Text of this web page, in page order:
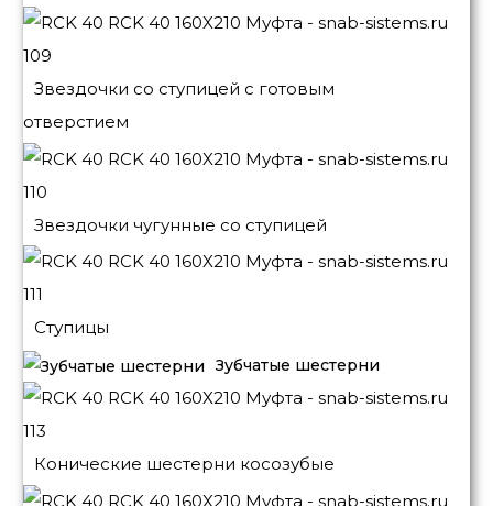
Звездочки со ступицей с готовым
отверстием
Звездочки чугунные со ступицей
Ступицы
Зубчатые шестерни
Конические шестерни косозубые